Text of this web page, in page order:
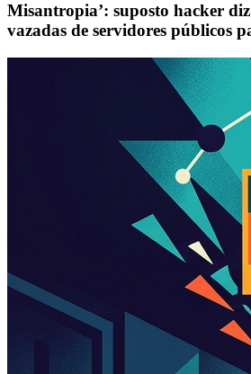
Misantropia’: suposto hacker
vazadas de servidores públicos